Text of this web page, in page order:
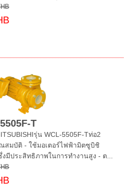
T
รุ่น WCL-5505F-Tท่อ2
ณสมบัติ - ใช้มอเตอร์ไฟฟ้ามิตซูบิชิ
มีประสิทธิภาพในการทำงานสูง - ต...